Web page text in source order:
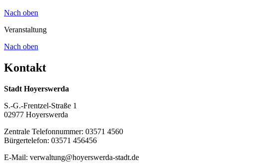
Nach oben
Veranstaltung
Nach oben
Kontakt
Stadt Hoyerswerda
S.-G.-Frentzel-Straße 1
02977 Hoyerswerda
Zentrale Telefonnummer: 03571 4560
Bürgertelefon: 03571 456456
E-Mail: verwaltung@hoyerswerda-stadt.de